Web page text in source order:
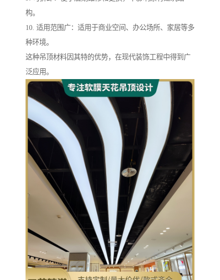
构。
10. 适用范围广：适用于商业空间、办公场所、家居等多
种环境。
这种吊顶材料因其特的优势，在现代装饰工程中得到广
泛应用。